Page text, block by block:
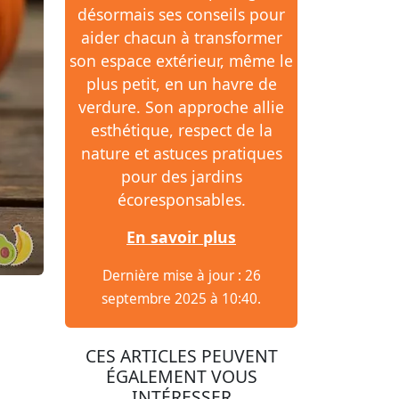
désormais ses conseils pour
aider chacun à transformer
son espace extérieur, même le
plus petit, en un havre de
verdure. Son approche allie
esthétique, respect de la
nature et astuces pratiques
pour des jardins
écoresponsables.
En savoir plus
Dernière mise à jour : 26
septembre 2025 à 10:40.
CES ARTICLES PEUVENT
ÉGALEMENT VOUS